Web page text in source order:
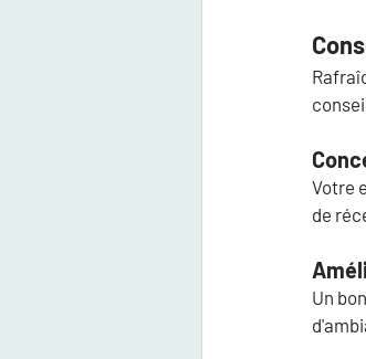
Votre
de
Un